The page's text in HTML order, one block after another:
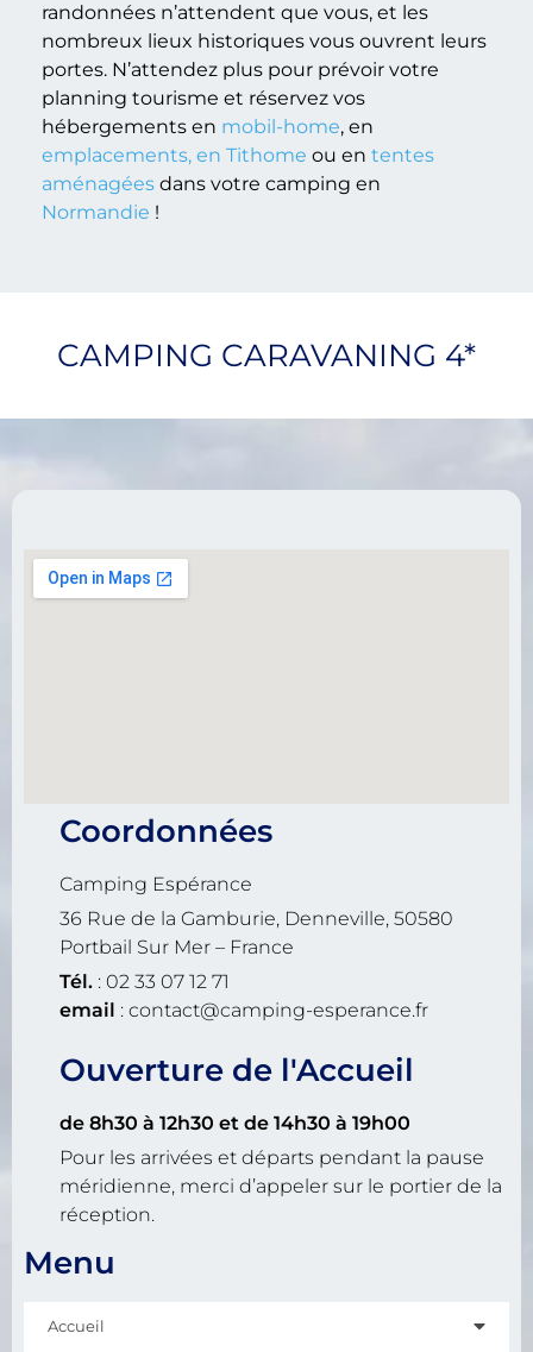
randonnées n’attendent que vous, et les
nombreux lieux historiques vous ouvrent leurs
portes. N’attendez plus pour prévoir votre
planning tourisme et réservez vos
hébergements en mobil-home, en
emplacements, en Tithome ou en tentes
aménagées dans votre camping en
Normandie !
CAMPING CARAVANING 4*
Coordonnées
Camping Espérance
36 Rue de la Gamburie, Denneville, 50580
Portbail Sur Mer – France
Tél. : 02 33 07 12 71
email : contact@camping-esperance.fr
Ouverture de l'Accueil
de 8h30 à 12h30 et de 14h30 à 19h00
Pour les arrivées et départs pendant la pause
méridienne, merci d’appeler sur le portier de la
réception.
Menu
Accueil